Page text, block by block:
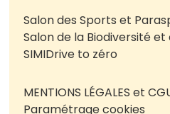
Salon des Sports et
Salon de la Biodiversité
SIMIDrive to zéro
MENTIONS LÉGALES et
Paramétrage cookies